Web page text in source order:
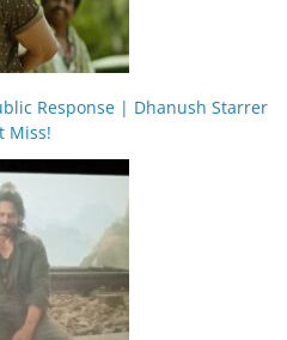
Response | Dhanush Starrer
Miss!